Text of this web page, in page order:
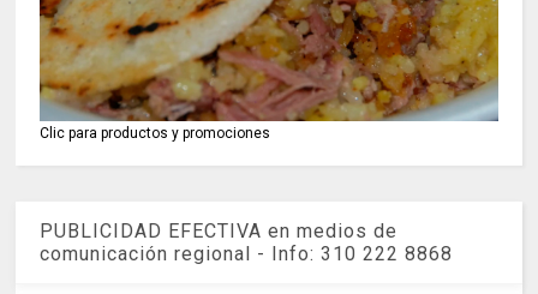
Clic para productos y promociones
PUBLICIDAD EFECTIVA en medios de
comunicación regional - Info: 310 222 8868